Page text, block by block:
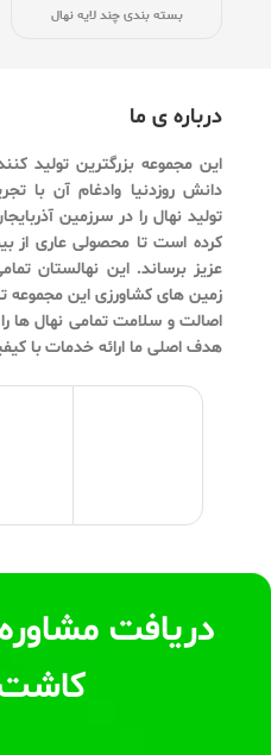
بسته بندی چند لایه نهال
درباره ی ما
این مجموعه بزرگترین تولید
دانش روزدنیا وادغام آن با
تولید نهال را در سرزمین
کرده است تا محصولی عاری از
عزیز برساند. این نهالستان
زمین های کشاورزی این
اصالت و سلامت تمامی نهال ها
هدف اصلی ما ارائه خدمات با
دریافت